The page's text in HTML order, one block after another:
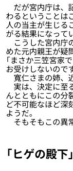
だが宮内庁は、
わるということは
人の当主が生じる
がる結果になって
こうした宮内庁
めた元内親王が疑
「まさか三笠宮家
お受けしないので
寬仁さまの姉、
実は、決定に至
んとともにこの分
ど不可能なほど深
ようだ。
そもそもこの異
「ヒゲの殿